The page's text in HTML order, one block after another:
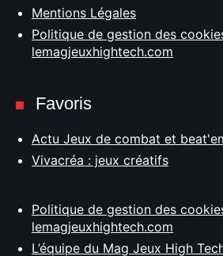
Mentions Légales
Politique de gestion des
lemagjeuxhightech.com
Favoris
Actu Jeux de combat et
Vivacréa : jeux créatifs
Politique de gestion des
lemagjeuxhightech.com
L’équipe du Mag Jeux High